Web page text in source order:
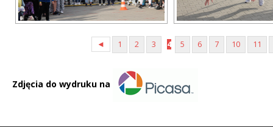
◄ 1 2 3 4 5 6 7 10 11
Zdjęcia do wydruku na